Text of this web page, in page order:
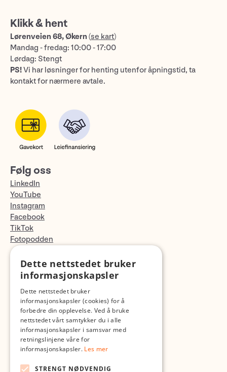
Klikk & hent
Lørenveien 68, Økern (se kart)
Mandag - fredag: 10:00 - 17:00
Lørdag: Stengt
PS!Vi har løsninger for henting utenfor åpningstid, ta
kontakt for nærmere avtale.
Følg oss
LinkedIn
YouTube
Instagram
Facebook
TikTok
Fotopodden
Med forbehold om skrive- og lagerfeil
Dette nettstedet bruker
informasjonskapsler
Dette nettstedet bruker
informasjonskapsler (cookies) for å
forbedre din opplevelse. Ved å bruke
nettstedet vårt samtykker du i alle
informasjonskapsler i samsvar med
retningslinjene våre for
informasjonskapsler. Les mer
STRENGT NØDVENDIG